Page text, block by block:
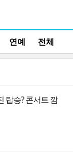
연예 전체
탑승? 콘서트 깜